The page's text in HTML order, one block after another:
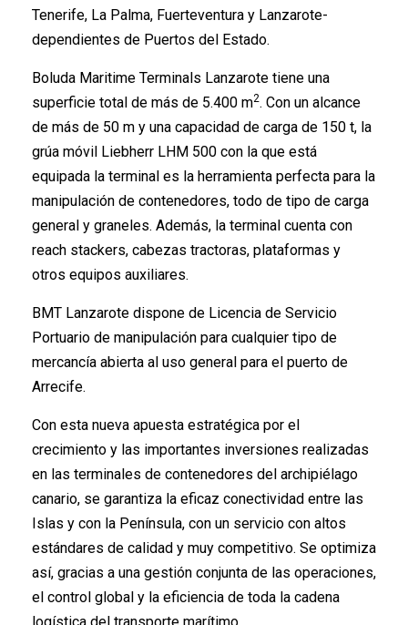
Tenerife, La Palma, Fuerteventura y Lanzarote-
dependientes de Puertos del Estado.
Boluda Maritime Terminals Lanzarote tiene una
superficie total de más de 5.400 m2. Con un alcance
de más de 50 m y una capacidad de carga de 150 t, la
grúa móvil Liebherr LHM 500 con la que está
equipada la terminal es la herramienta perfecta para la
manipulación de contenedores, todo de tipo de carga
general y graneles. Además, la terminal cuenta con
reach stackers, cabezas tractoras, plataformas y
otros equipos auxiliares.
BMT Lanzarote dispone de Licencia de Servicio
Portuario de manipulación para cualquier tipo de
mercancía abierta al uso general para el puerto de
Arrecife.
Con esta nueva apuesta estratégica por el
crecimiento y las importantes inversiones realizadas
en las terminales de contenedores del archipiélago
canario, se garantiza la eficaz conectividad entre las
Islas y con la Península, con un servicio con altos
estándares de calidad y muy competitivo. Se optimiza
así, gracias a una gestión conjunta de las operaciones,
el control global y la eficiencia de toda la cadena
logística del transporte marítimo.